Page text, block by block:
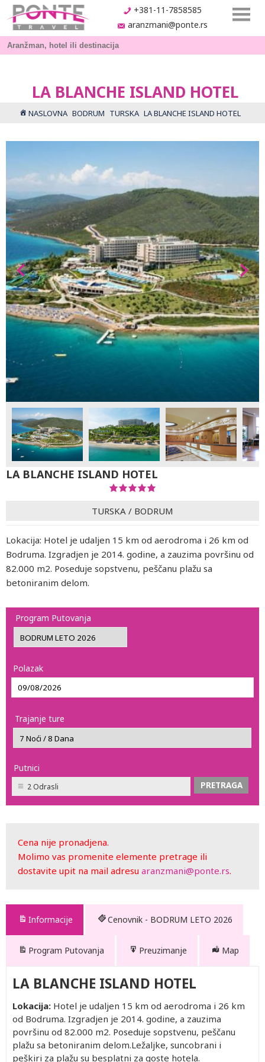
+381-11-7858585
aranzmani@ponte.rs
LA BLANCHE ISLAND HOTEL
NASLOVNA BODRUM TURSKA LA BLANCHE ISLAND HOTEL
LA BLANCHE ISLAND HOTEL
TURSKA / BODRUM
Lokacija: Hotel je udaljen 15 km od aerodroma i 26 km od
Bodruma. Izgradjen je 2014. godine, a zauzima površinu od
82.000 m2. Poseduje sopstvenu, peščanu plažu sa
betoniranim delom.
Program Putovanja
Polazak
Trajanje ture
Putnici
2 Odrasli
Cena nije pronadjena.
Molimo vas promenite elemente pretrage ili
dostavite upit na mail adresu aranzmani@ponte.rs.
Informacije Cenovnik - BODRUM LETO 2026
Program Putovanja Preuzimanje Map
LA BLANCHE ISLAND HOTEL
Lokacija: Hotel je udaljen 15 km od aerodroma i 26 km
od Bodruma. Izgradjen je 2014. godine, a zauzima
površinu od 82.000 m2. Poseduje sopstvenu, peščanu
plažu sa betoniranim delom.Ležaljke, suncobrani i
peškiri za plažu su besplatni za goste hotela.